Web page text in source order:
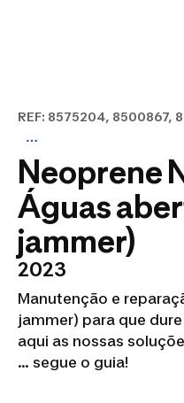
REF: 8575204, 8500867,
Neoprene
Águas
jammer)
2023
Manutenção e
jammer) para que
aqui as nossas
… segue o guia!